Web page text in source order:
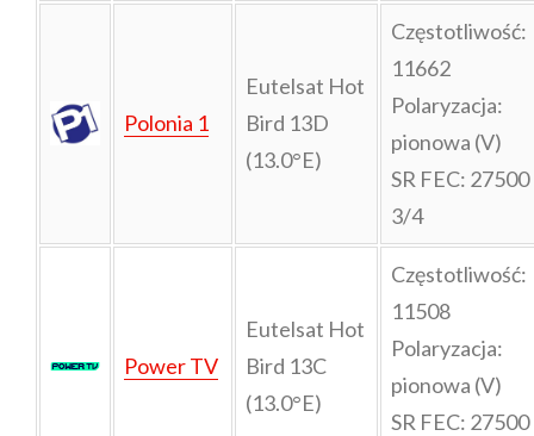
Polonia 1
Eutelsat Hot
Bird 13D
(13.0°E)
Częstotliwość:
11662
Polaryzacja:
pionowa (V)
SR FEC: 27500
3/4
Power TV
Eutelsat Hot
Bird 13C
(13.0°E)
Częstotliwość:
11508
Polaryzacja:
pionowa (V)
SR FEC: 27500